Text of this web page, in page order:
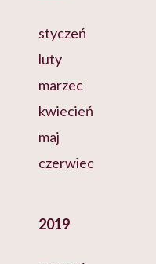
styczeń
luty
marzec
kwiecień
maj
czerwiec
2019